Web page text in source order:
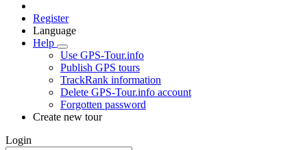
Register
Language
Help
Use GPS-Tour.info
Publish GPS tours
TrackRank information
Delete GPS-Tour.info account
Forgotten password
Create new tour
Login